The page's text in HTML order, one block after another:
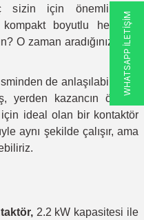
sizin için önemli mi?
kompakt boyutlu hem de
O zaman aradığınız ürün
de anlaşılabileceği
yerden kazancın önemli
ideal olan bir kontaktör
aynı şekilde çalışır, ama
2.2 kW kapasitesi ile
WHATSAPP İLETİŞİM